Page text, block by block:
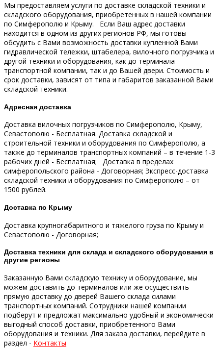
Мы предоставляем услуги по доставке складской техники и
складского оборудования, приобретенных в нашей компании
по Симферополю и Крыму.
Если Ваш адрес доставки
находится в одном из других регионов РФ, мы готовы
обсудить с Вами возможность доставки купленной Вами
гидравлической тележки, штабелера, вилочного погрузчика и
другой техники и оборудования, как до терминала
транспортной компании, так и до Вашей двери. Стоимость и
срок доставки, зависят от типа и габаритов заказанной Вами
складской техники.
Адресная доставка
Доставка вилочных погрузчиков по Симферополю, Крыму,
Севастополю - Бесплатная. Доставка складской и
строительной техники и оборудования по Симферополю, а
также до терминалов транспортных компаний – в течение 1-3
рабочих дней - Бесплатная; Доставка в пределах
симферопольского района - Договорная; Экспресс-доставка
складской техники и оборудования по Симферополю – от
1500 рублей.
Доставка по Крыму
Доставка крупногабаритного и тяжелого груза по Крыму и
Севастополю - Договорная;
Доставка техники для склада и складского оборудования в
другие регионы
Заказанную Вами складскую технику и оборудование, мы
можем доставить до терминалов или же осуществить
прямую доставку до дверей Вашего склада силами
транспортных компаний. Сотрудники нашей компании
подберут и предложат максимально удобный и экономически
выгодный способ доставки, приобретенного Вами
оборудования и техники. Для заказа доставки, перейдите в
раздел - Контакты